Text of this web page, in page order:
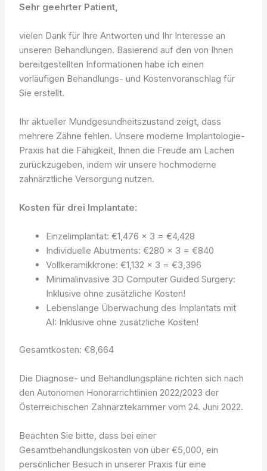
Sehr geehrter Patient,
vielen Dank für Ihre Antworten und Ihr Interesse an
unseren Behandlungen. Basierend auf den von Ihnen
bereitgestellten Informationen habe ich einen
vorläufigen Behandlungs- und Kostenvoranschlag für
Sie erstellt.
Ihr aktueller Mundgesundheitszustand zeigt, dass
mehrere Zähne fehlen. Unsere moderne Implantologie-
Praxis hat die Fähigkeit, Ihnen die Freude am Lachen
zurückzugeben, indem wir unsere hochmoderne
zahnärztliche Versorgung nutzen.
Kosten für drei Implantate:
Einzelimplantat: €1,476 x 3 = €4,428
Individuelle Abutments: €280 x 3 = €840
Vollkeramikkrone: €1,132 x 3 = €3,396
Minimalinvasive 3D Computer Guided Surgery:
Inklusive ohne zusätzliche Kosten!
Lebenslange Überwachung des Implantats mit
AI: Inklusive ohne zusätzliche Kosten!
Gesamtkosten: €8,664
Die Diagnose- und Behandlungspläne richten sich nach
den Autonomen Honorarrichtlinien 2022/2023 der
Österreichischen Zahnärztekammer vom 24. Juni 2022.
Beachten Sie bitte, dass bei einer
Gesamtbehandlungskosten von über €5,000, ein
persönlicher Besuch in unserer Praxis für eine